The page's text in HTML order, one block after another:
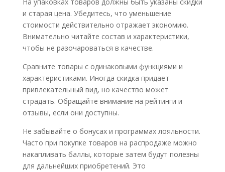
и старая цена. Убедитесь, что уменьшение
стоимости действительно отражает экономию.
Внимательно читайте состав и характеристики,
чтобы не разочароваться в качестве.
Сравните товары с одинаковыми функциями и
характеристиками. Иногда скидка придает
привлекательный вид, но качество может
страдать. Обращайте внимание на рейтинги и
отзывы, если они доступны.
Не забывайте о бонусах и программах лояльности.
Часто при покупке товаров на распродаже можно
накапливать баллы, которые затем будут полезны
для дальнейших приобретений. Это